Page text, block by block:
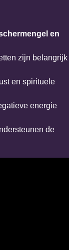
en
zijn belangrijk
en spirituele
energie
de